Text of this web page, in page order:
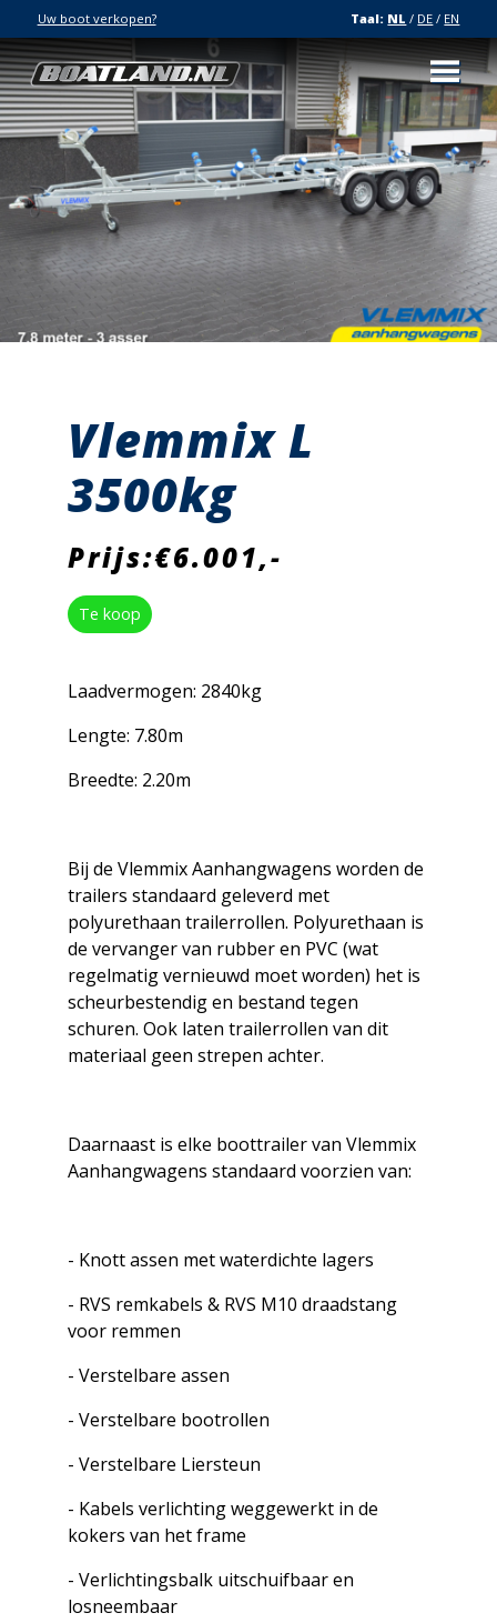
Uw boot verkopen? Taal: NL / DE / EN
Vlemmix L
3500kg
Prijs:€6.001,-
Te koop
Laadvermogen: 2840kg
Lengte: 7.80m
Breedte: 2.20m
Bij de Vlemmix Aanhangwagens worden de
trailers standaard geleverd met
polyurethaan trailerrollen. Polyurethaan is
de vervanger van rubber en PVC (wat
regelmatig vernieuwd moet worden) het is
scheurbestendig en bestand tegen
schuren. Ook laten trailerrollen van dit
materiaal geen strepen achter.
Daarnaast is elke boottrailer van Vlemmix
Aanhangwagens standaard voorzien van:
- Knott assen met waterdichte lagers
- RVS remkabels & RVS M10 draadstang
voor remmen
- Verstelbare assen
- Verstelbare bootrollen
- Verstelbare Liersteun
- Kabels verlichting weggewerkt in de
kokers van het frame
- Verlichtingsbalk uitschuifbaar en
losneembaar